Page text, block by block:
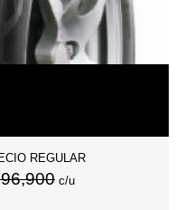
REGULAR
c/u